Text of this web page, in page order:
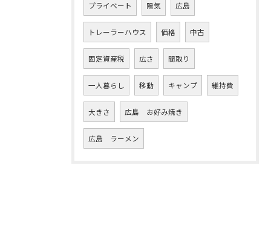
プライベート 陽気 広島
トレーラーハウス 価格 中古
固定資産税 広さ 間取り
一人暮らし 移動 キャンプ 維持費
大きさ 広島 お好み焼き
広島 ラーメン